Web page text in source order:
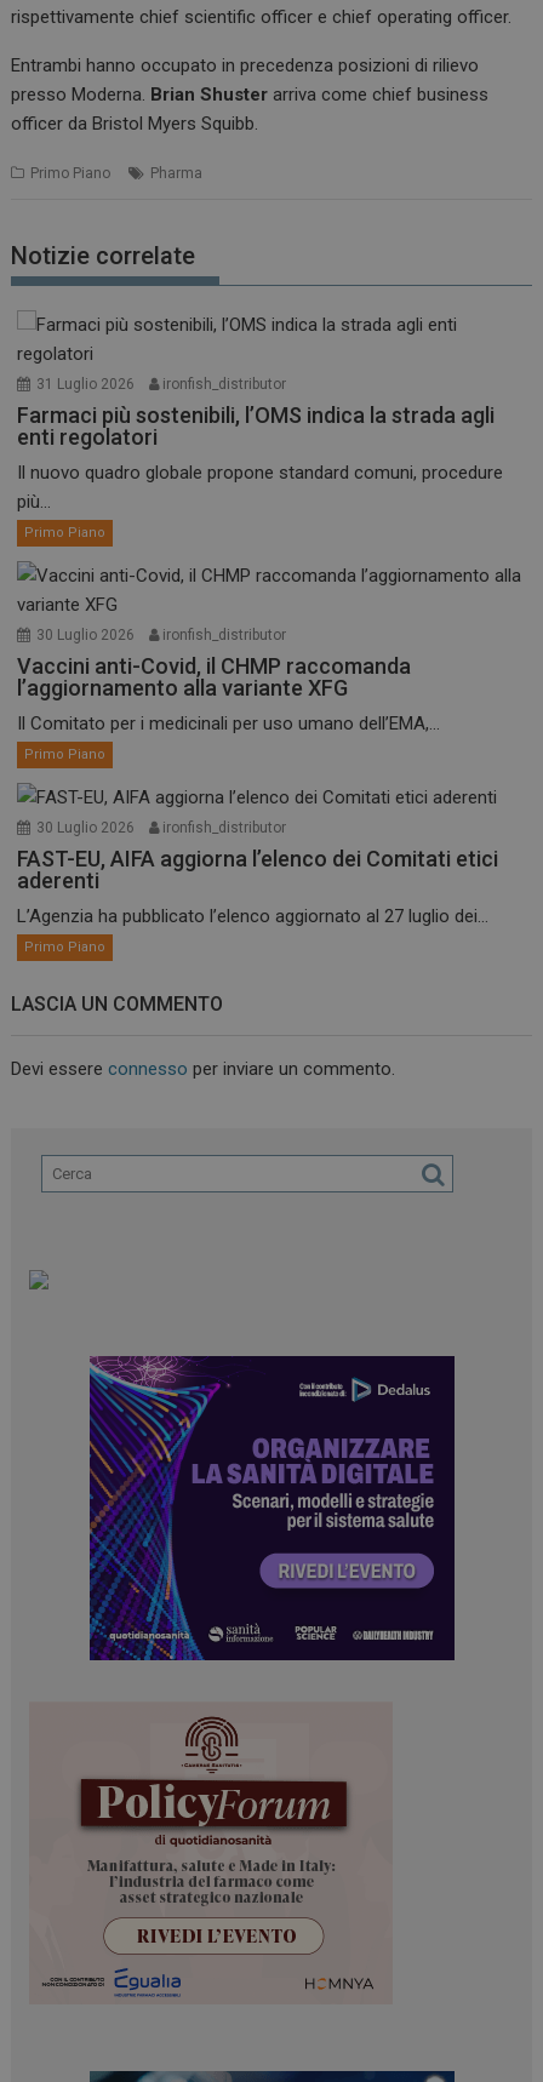
rispettivamente chief scientific officer e chief operating officer.
Entrambi hanno occupato in precedenza posizioni di rilievo
presso Moderna. Brian Shuster arriva come chief business
officer da Bristol Myers Squibb.
Primo Piano Pharma
Notizie correlate
31 Luglio 2026 ironfish_distributor
Farmaci più sostenibili, l’OMS indica la strada agli
enti regolatori
Il nuovo quadro globale propone standard comuni, procedure
più...
Primo Piano
30 Luglio 2026 ironfish_distributor
Vaccini anti-Covid, il CHMP raccomanda
l’aggiornamento alla variante XFG
Il Comitato per i medicinali per uso umano dell’EMA,...
Primo Piano
30 Luglio 2026 ironfish_distributor
FAST-EU, AIFA aggiorna l’elenco dei Comitati etici
aderenti
L’Agenzia ha pubblicato l’elenco aggiornato al 27 luglio dei...
Primo Piano
LASCIA UN COMMENTO
Devi essereconnesso per inviare un commento.